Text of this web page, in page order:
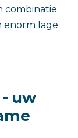
combinatie
enorm lage
uw